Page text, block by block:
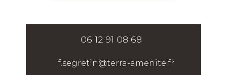
06 12 91 08 68
f.segretin@terra-amenite.fr